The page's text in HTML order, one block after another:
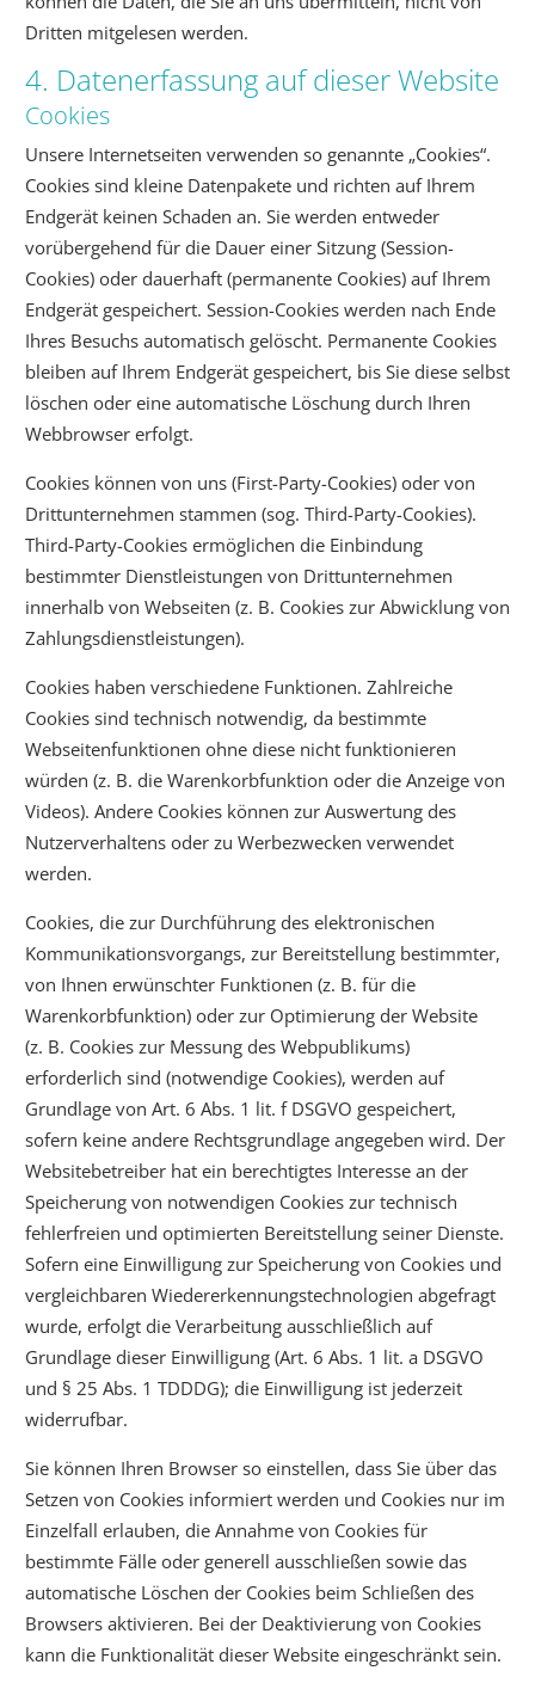
Dritten mitgelesen werden.
4. Datenerfassung auf dieser Website
Cookies
Unsere Internetseiten verwenden so genannte „Cookies“.
Cookies sind kleine Datenpakete und richten auf Ihrem
Endgerät keinen Schaden an. Sie werden entweder
vorübergehend für die Dauer einer Sitzung (Session-
Cookies) oder dauerhaft (permanente Cookies) auf Ihrem
Endgerät gespeichert. Session-Cookies werden nach Ende
Ihres Besuchs automatisch gelöscht. Permanente Cookies
bleiben auf Ihrem Endgerät gespeichert, bis Sie diese selbst
löschen oder eine automatische Löschung durch Ihren
Webbrowser erfolgt.
Cookies können von uns (First-Party-Cookies) oder von
Drittunternehmen stammen (sog. Third-Party-Cookies).
Third-Party-Cookies ermöglichen die Einbindung
bestimmter Dienstleistungen von Drittunternehmen
innerhalb von Webseiten (z. B. Cookies zur Abwicklung von
Zahlungsdienstleistungen).
Cookies haben verschiedene Funktionen. Zahlreiche
Cookies sind technisch notwendig, da bestimmte
Webseitenfunktionen ohne diese nicht funktionieren
würden (z. B. die Warenkorbfunktion oder die Anzeige von
Videos). Andere Cookies können zur Auswertung des
Nutzerverhaltens oder zu Werbezwecken verwendet
werden.
Cookies, die zur Durchführung des elektronischen
Kommunikationsvorgangs, zur Bereitstellung bestimmter,
von Ihnen erwünschter Funktionen (z. B. für die
Warenkorbfunktion) oder zur Optimierung der Website
(z. B. Cookies zur Messung des Webpublikums)
erforderlich sind (notwendige Cookies), werden auf
Grundlage von Art. 6 Abs. 1 lit. f DSGVO gespeichert,
sofern keine andere Rechtsgrundlage angegeben wird. Der
Websitebetreiber hat ein berechtigtes Interesse an der
Speicherung von notwendigen Cookies zur technisch
fehlerfreien und optimierten Bereitstellung seiner Dienste.
Sofern eine Einwilligung zur Speicherung von Cookies und
vergleichbaren Wiedererkennungstechnologien abgefragt
wurde, erfolgt die Verarbeitung ausschließlich auf
Grundlage dieser Einwilligung (Art. 6 Abs. 1 lit. a DSGVO
und § 25 Abs. 1 TDDDG); die Einwilligung ist jederzeit
widerrufbar.
Sie können Ihren Browser so einstellen, dass Sie über das
Setzen von Cookies informiert werden und Cookies nur im
Einzelfall erlauben, die Annahme von Cookies für
bestimmte Fälle oder generell ausschließen sowie das
automatische Löschen der Cookies beim Schließen des
Browsers aktivieren. Bei der Deaktivierung von Cookies
kann die Funktionalität dieser Website eingeschränkt sein.